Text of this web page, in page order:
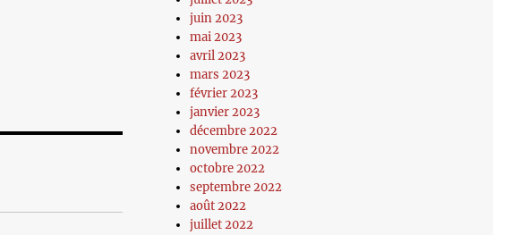
juin 2023
mai 2023
avril 2023
mars 2023
février 2023
janvier 2023
décembre 2022
novembre 2022
octobre 2022
septembre 2022
août 2022
juillet 2022